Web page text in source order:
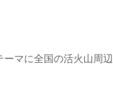
ーマに全国の活火山周辺